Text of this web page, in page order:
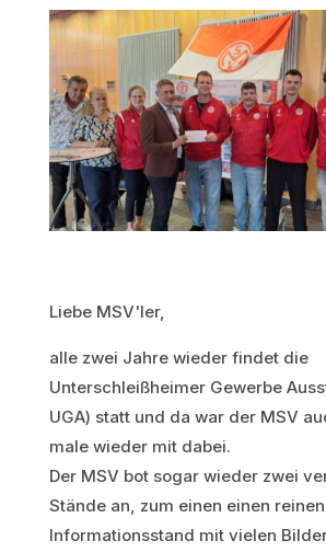
Liebe MSV'ler,
alle zwei Jahre wieder findet die
Unterschleißheimer Gewerbe
UGA) statt und da war der MSV
male wieder mit dabei.
Der MSV bot sogar wieder zwei
Stände an, zum einen einen reinen
Informationsstand mit vielen